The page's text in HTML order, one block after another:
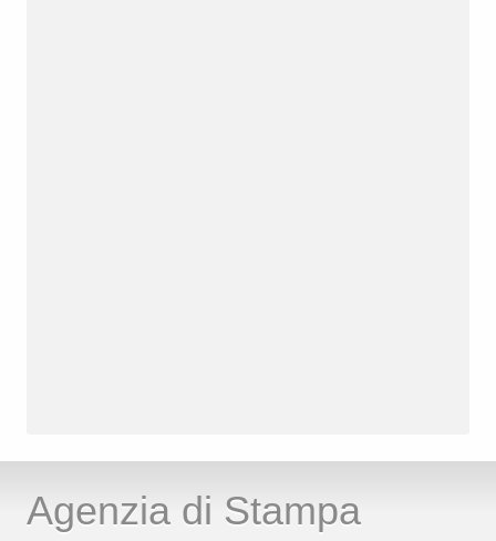
Agenzia di Stampa